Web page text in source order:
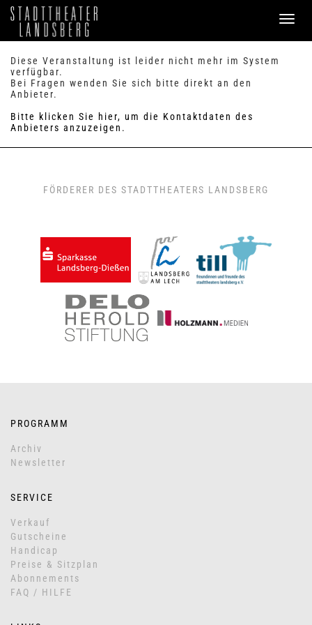
PROGRAMM
SERVICE
Preise & Sitzplan
Abonnements
Handicap
KONTAKT
Einmietung
ANMELDEN
Diese Veranstaltung ist leider nicht mehr im System
verfügbar.
Bei Fragen wenden Sie sich bitte direkt an den
Anbieter.
Bitte klicken Sie hier, um die Kontaktdaten des
Anbieters anzuzeigen.
FÖRDERER DES STADTTHEATERS LANDSBERG
PROGRAMM
Archiv
Newsletter
SERVICE
Verkauf
Gutscheine
Handicap
Preise & Sitzplan
Abonnements
FAQ / HILFE